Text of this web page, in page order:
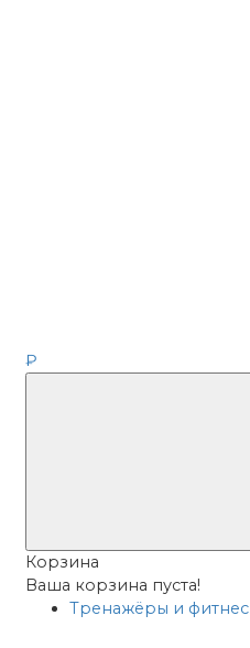
₽
Корзина
Ваша корзина пуста!
Тренажёры и фитнес